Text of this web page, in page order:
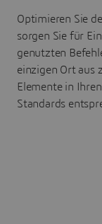
Optimieren Sie
sorgen Sie für
genutzten
einzigen Ort aus
Elemente in
Standards